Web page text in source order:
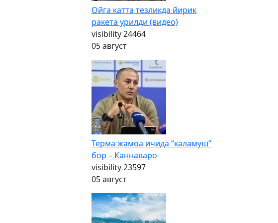
Ойга катта тезликда йирик
ракета урилди (видео)
visibility24464
05 август
Терма жамоа ичида “каламуш”
бор – Каннаваро
visibility23597
05 август